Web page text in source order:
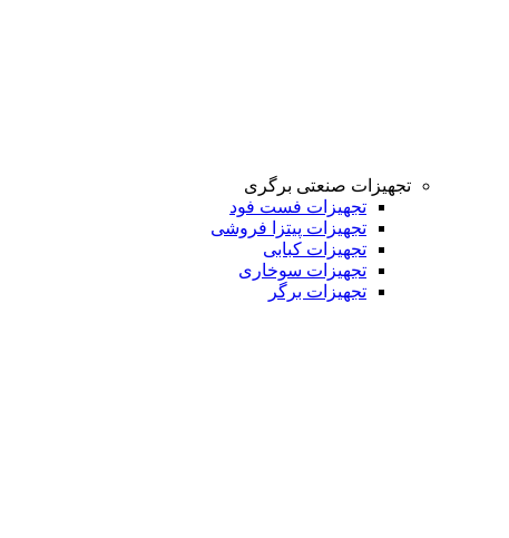
تجهیزات صنعتی برگری
تجهیزات فست فود
تجهیزات پیتزا فروشی
تجهیزات کبابی
تجهیزات سوخاری
تجهیزات برگر